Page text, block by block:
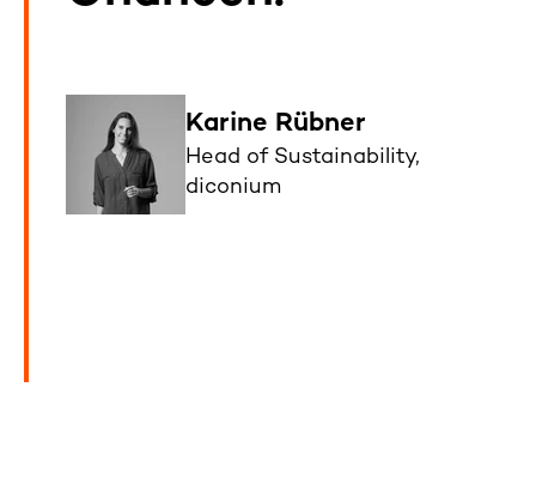
Karine Rübner
Head of Sustainability,
diconium